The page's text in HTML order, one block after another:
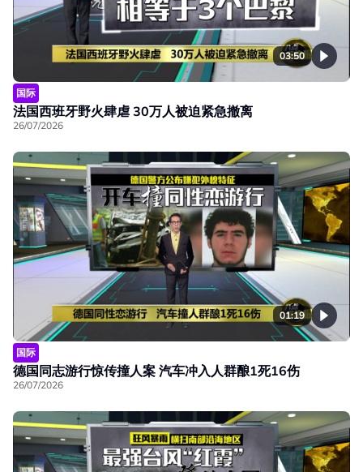
03:50
国际
法国西班牙野火肆虐 30万人被迫紧急撤离
26/07/2026
01:19
国际
德国同志游行惊传撞人案 汽车冲入人群酿1死16伤
26/07/2026